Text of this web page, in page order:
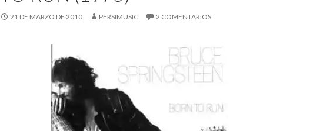
21 DE MARZO DE 2010 PERSIMUSIC 2 COMENTARIOS